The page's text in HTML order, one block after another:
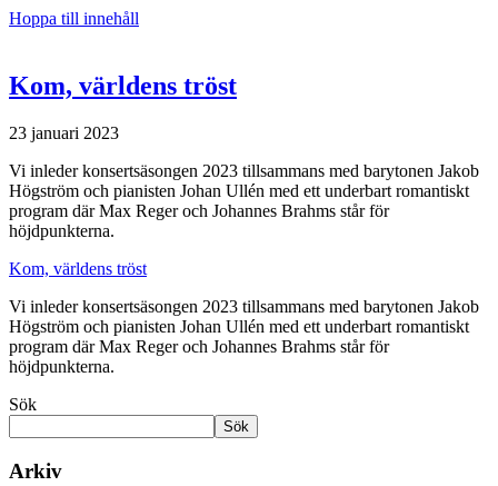
Hoppa till innehåll
Kom, världens tröst
23 januari 2023
Vi inleder konsertsäsongen 2023 tillsammans med barytonen Jakob
Högström och pianisten Johan Ullén med ett underbart romantiskt
program där Max Reger och Johannes Brahms står för
höjdpunkterna.
Kom, världens tröst
Vi inleder konsertsäsongen 2023 tillsammans med barytonen Jakob
Högström och pianisten Johan Ullén med ett underbart romantiskt
program där Max Reger och Johannes Brahms står för
höjdpunkterna.
Sök
Sök
Arkiv